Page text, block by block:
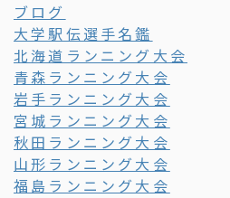
ブログ
大学駅伝選手名鑑
北海道ランニング大会
青森ランニング大会
岩手ランニング大会
宮城ランニング大会
秋田ランニング大会
山形ランニング大会
福島ランニング大会